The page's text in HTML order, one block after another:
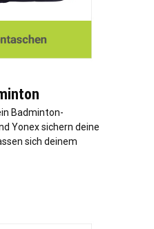
Badminton-
Yonex sichern deine
sich deinem